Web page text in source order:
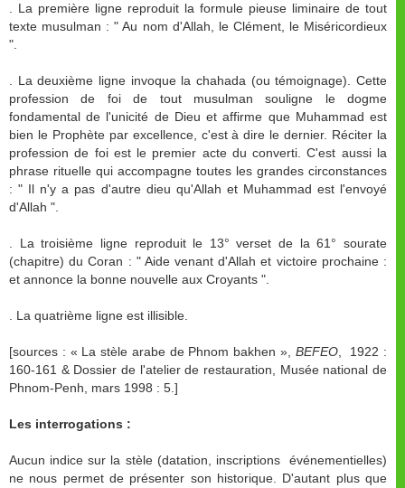
. La première ligne reproduit la formule pieuse liminaire de tout
texte musulman : " Au nom d'Allah, le Clément, le Miséricordieux
".
. La deuxième ligne invoque la chahada (ou témoignage). Cette
profession de foi de tout musulman souligne le dogme
fondamental de l'unicité de Dieu et affirme que Muhammad est
bien le Prophète par excellence, c'est à dire le dernier. Réciter la
profession de foi est le premier acte du converti. C'est aussi la
phrase rituelle qui accompagne toutes les grandes circonstances
: " Il n'y a pas d'autre dieu qu'Allah et Muhammad est l'envoyé
d'Allah ".
. La troisième ligne reproduit le 13° verset de la 61° sourate
(chapitre) du Coran : " Aide venant d'Allah et victoire prochaine :
et annonce la bonne nouvelle aux Croyants ".
. La quatrième ligne est illisible.
[sources : « La stèle arabe de Phnom bakhen », BEFEO, 1922 :
160-161 & Dossier de l'atelier de restauration, Musée national de
Phnom-Penh, mars 1998 : 5.]
Les interrogations :
Aucun indice sur la stèle (datation, inscriptions événementielles)
ne nous permet de présenter son historique. D'autant plus que